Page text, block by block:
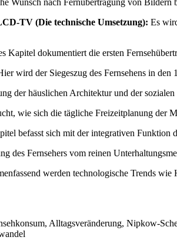
TV (Die technische Umsetzung): Es
Kapitel dokumentiert die ersten
wird der Siegeszug des Fernsehens in den
der häuslichen Architektur und der
wie sich die tägliche Freizeitplanung der
befasst sich mit der integrativen Funktion
des Fernsehers vom reinen
werden technologische Trends
Alltagsveränderung, Nipkow-